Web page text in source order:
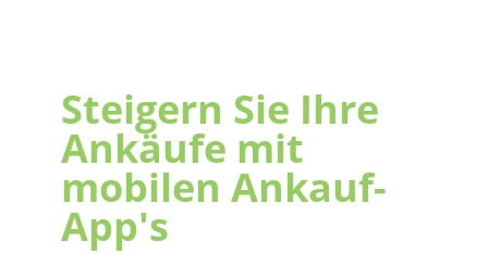
Steigern Sie Ihre
Ankäufe mit
mobilen Ankauf-
App's